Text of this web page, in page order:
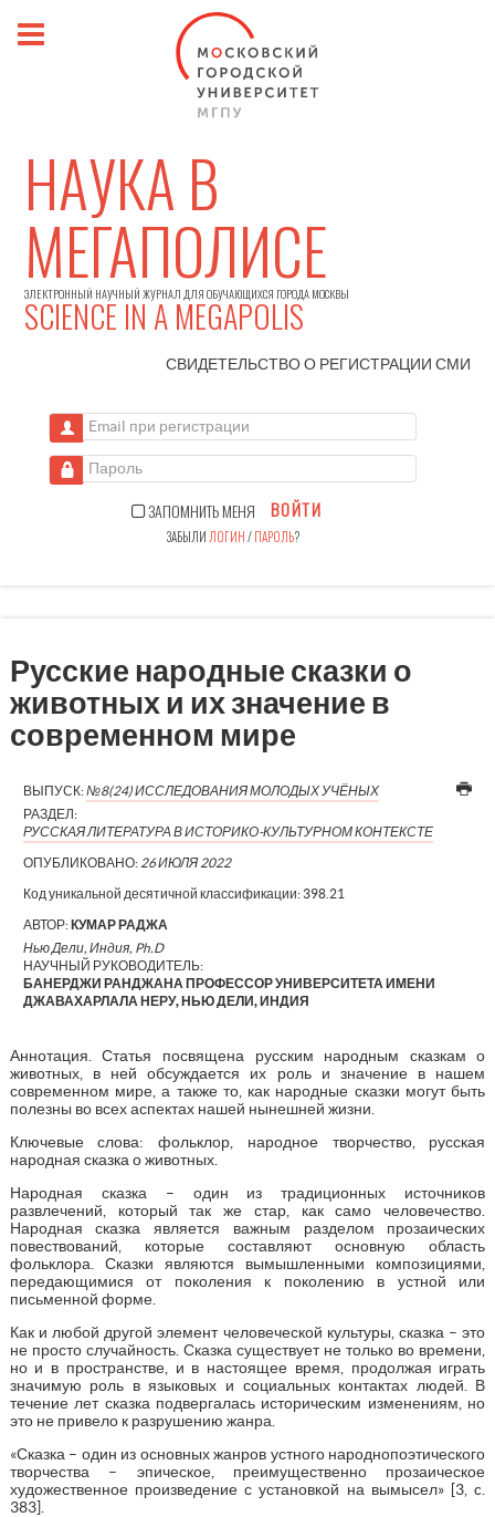
НАУКА В
МЕГАПОЛИСЕ
ЭЛЕКТРОННЫЙ НАУЧНЫЙ ЖУРНАЛ ДЛЯ ОБУЧАЮЩИХСЯ ГОРОДА МОСКВЫ
SCIENCE IN A MEGAPOLIS
СВИДЕТЕЛЬСТВО О РЕГИСТРАЦИИСМИ
Email при регистрации
Пароль
ЗАПОМНИТЬ МЕНЯ ВОЙТИ
ЗАБЫЛИ ЛОГИН/ПАРОЛЬ?
Русские народные сказки о
животных и их значение в
современном мире
ВЫПУСК:№8(24) ИССЛЕДОВАНИЯ МОЛОДЫХ УЧЁНЫХ
РАЗДЕЛ:
РУССКАЯ ЛИТЕРАТУРА В ИСТОРИКО-КУЛЬТУРНОМ КОНТЕКСТЕ
ОПУБЛИКОВАНО: 26 ИЮЛЯ 2022
Код уникальной десятичной классификации: 398.21
АВТОР:КУМАР РАДЖА
Нью Дели, Индия, Ph.D
НАУЧНЫЙ РУКОВОДИТЕЛЬ:
БАНЕРДЖИ РАНДЖАНА ПРОФЕССОР УНИВЕРСИТЕТА ИМЕНИ
ДЖАВАХАРЛАЛА НЕРУ, НЬЮ ДЕЛИ, ИНДИЯ
Аннотация. Статья посвящена русским народным сказкам о
животных, в ней обсуждается их роль и значение в нашем
современном мире, а также то, как народные сказки могут быть
полезны во всех аспектах нашей нынешней жизни.
Ключевые слова: фольклор, народное творчество, русская
народная сказка о животных.
Народная сказка – один из традиционных источников
развлечений, который так же стар, как само человечество.
Народная сказка является важным разделом прозаических
повествований, которые составляют основную область
фольклора. Сказки являются вымышленными композициями,
передающимися от поколения к поколению в устной или
письменной форме.
Как и любой другой элемент человеческой культуры, сказка – это
не просто случайность. Сказка существует не только во времени,
но и в пространстве, и в настоящее время, продолжая играть
значимую роль в языковых и социальных контактах людей. В
течение лет сказка подвергалась историческим изменениям, но
это не привело к разрушению жанра.
«Сказка – один из основных жанров устного народнопоэтического
творчества – эпическое, преимущественно прозаическое
художественное произведение с установкой на вымысел» [3, c.
383].